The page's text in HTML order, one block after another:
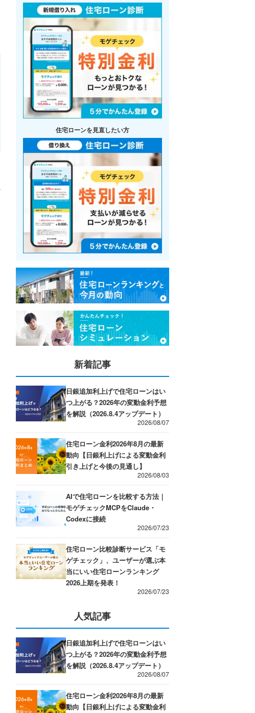
住宅ローンを見直したい方
新着記事
日銀追加利上げで住宅ローンはい
つ上がる？2026年の変動金利予想
を解説（2026.8.4アップデート）
2026/08/07
住宅ローン金利2026年8月の最新
動向【日銀利上げによる変動金利
引き上げと今後の見通し】
2026/08/03
AIで住宅ローンを比較する方法｜
モゲチェックMCPをClaude・
Codexに接続
2026/07/23
住宅ローン比較診断サービス「モ
ゲチェック」、ユーザーが選ぶ本
当にいい住宅ローンランキング
2026上期を発表！
2026/07/23
人気記事
日銀追加利上げで住宅ローンはい
つ上がる？2026年の変動金利予想
を解説（2026.8.4アップデート）
2026/08/07
住宅ローン金利2026年8月の最新
動向【日銀利上げによる変動金利